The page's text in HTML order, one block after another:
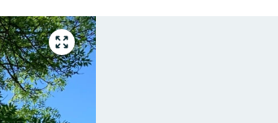
Gå
till
helskärmsläge